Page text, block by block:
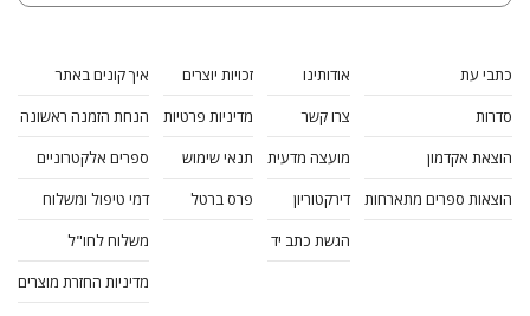
כתבי עת
סדרות
הוצאת אקדמון
הוצאות ספרים מתארחות
אודותינו
צרו קשר
מועצה מדעית
דירקטוריון
הגשת כתב יד
זכויות יוצרים
מדיניות פרטיות
תנאי שימוש
פרס ברטל
איך קונים באתר
הנחת הזמנה ראשונה
ספרים אלקטרוניים
דמי טיפול ומשלוח
משלוח לחו"ל
מדיניות החזרת מוצרים